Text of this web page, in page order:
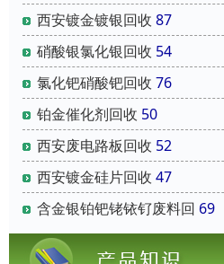
西安镀金镀银回收 87
硝酸银氯化银回收 54
氯化钯硝酸钯回收 76
铂金催化剂回收 50
西安废电路板回收 52
西安镀金硅片回收 47
含金银铂钯铑铱钌废料回 69